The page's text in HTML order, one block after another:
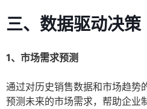
三、数据驱动决策
1、市场需求预测
通过对历史销售数据和市场趋势
预测未来的市场需求，帮助企业